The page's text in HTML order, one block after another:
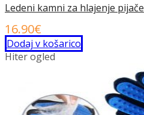
Ledeni kamni za hlajenje pijače
16.90€
Dodaj v košarico
Hiter ogled